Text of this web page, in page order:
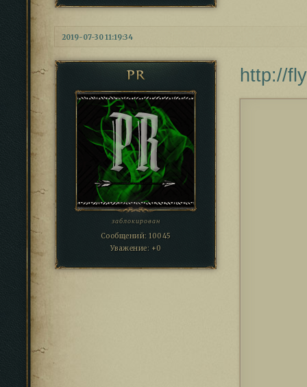
2019-07-30 11:19:34
PR
заблокирован
Сообщений: 10045
Уважение: +0
http://